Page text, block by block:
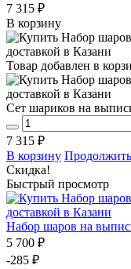
7 315 ₽
В корзину
Товар добавлен в
Сет шариков на
7 315 ₽
В корзину
Скидка!
Быстрый просмотр
Набор шаров на
5 700 ₽
-285 ₽